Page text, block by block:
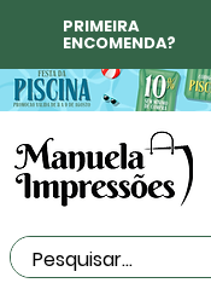
PRIMEIRA
ENCOMENDA?